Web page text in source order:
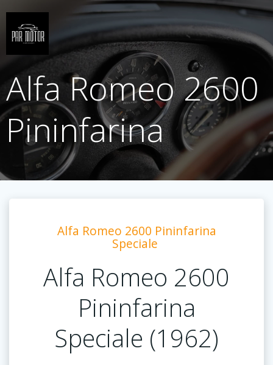
Saltar
al
contenido
Alfa Romeo 2600
Pininfarina
Alfa Romeo 2600 Pininfarina
Speciale
Alfa Romeo 2600
Pininfarina
Speciale (1962)